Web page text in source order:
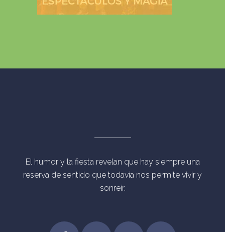
El humor y la fiesta revelan que hay siempre una
reserva de sentido que todavía nos permite vivir y
sonreír.